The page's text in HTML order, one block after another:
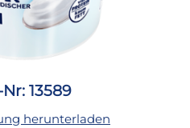
13589
herunterladen